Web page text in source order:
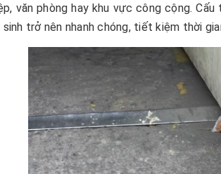
văn phòng hay khu vực công cộng.
trở nên nhanh chóng, tiết kiệm thời